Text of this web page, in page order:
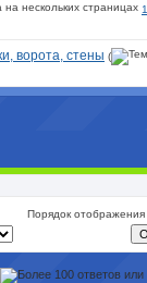
1
ворота, стены (
Порядок отображения